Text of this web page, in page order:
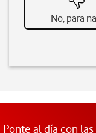
No, para
Ponte al día con